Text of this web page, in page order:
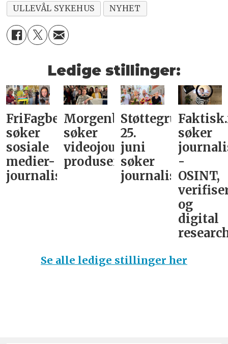
ULLEVÅL SYKEHUS
NYHET
Ledige stillinger:
FriFagbevegelse
søker
sosiale
medier-
journalist
Morgenbladet
søker
videojournalist/podkast-
produsent
Støttegruppa
25.
juni
søker
journalist
søker
-
OSINT,
og
digital
Se alle ledige stillinger her